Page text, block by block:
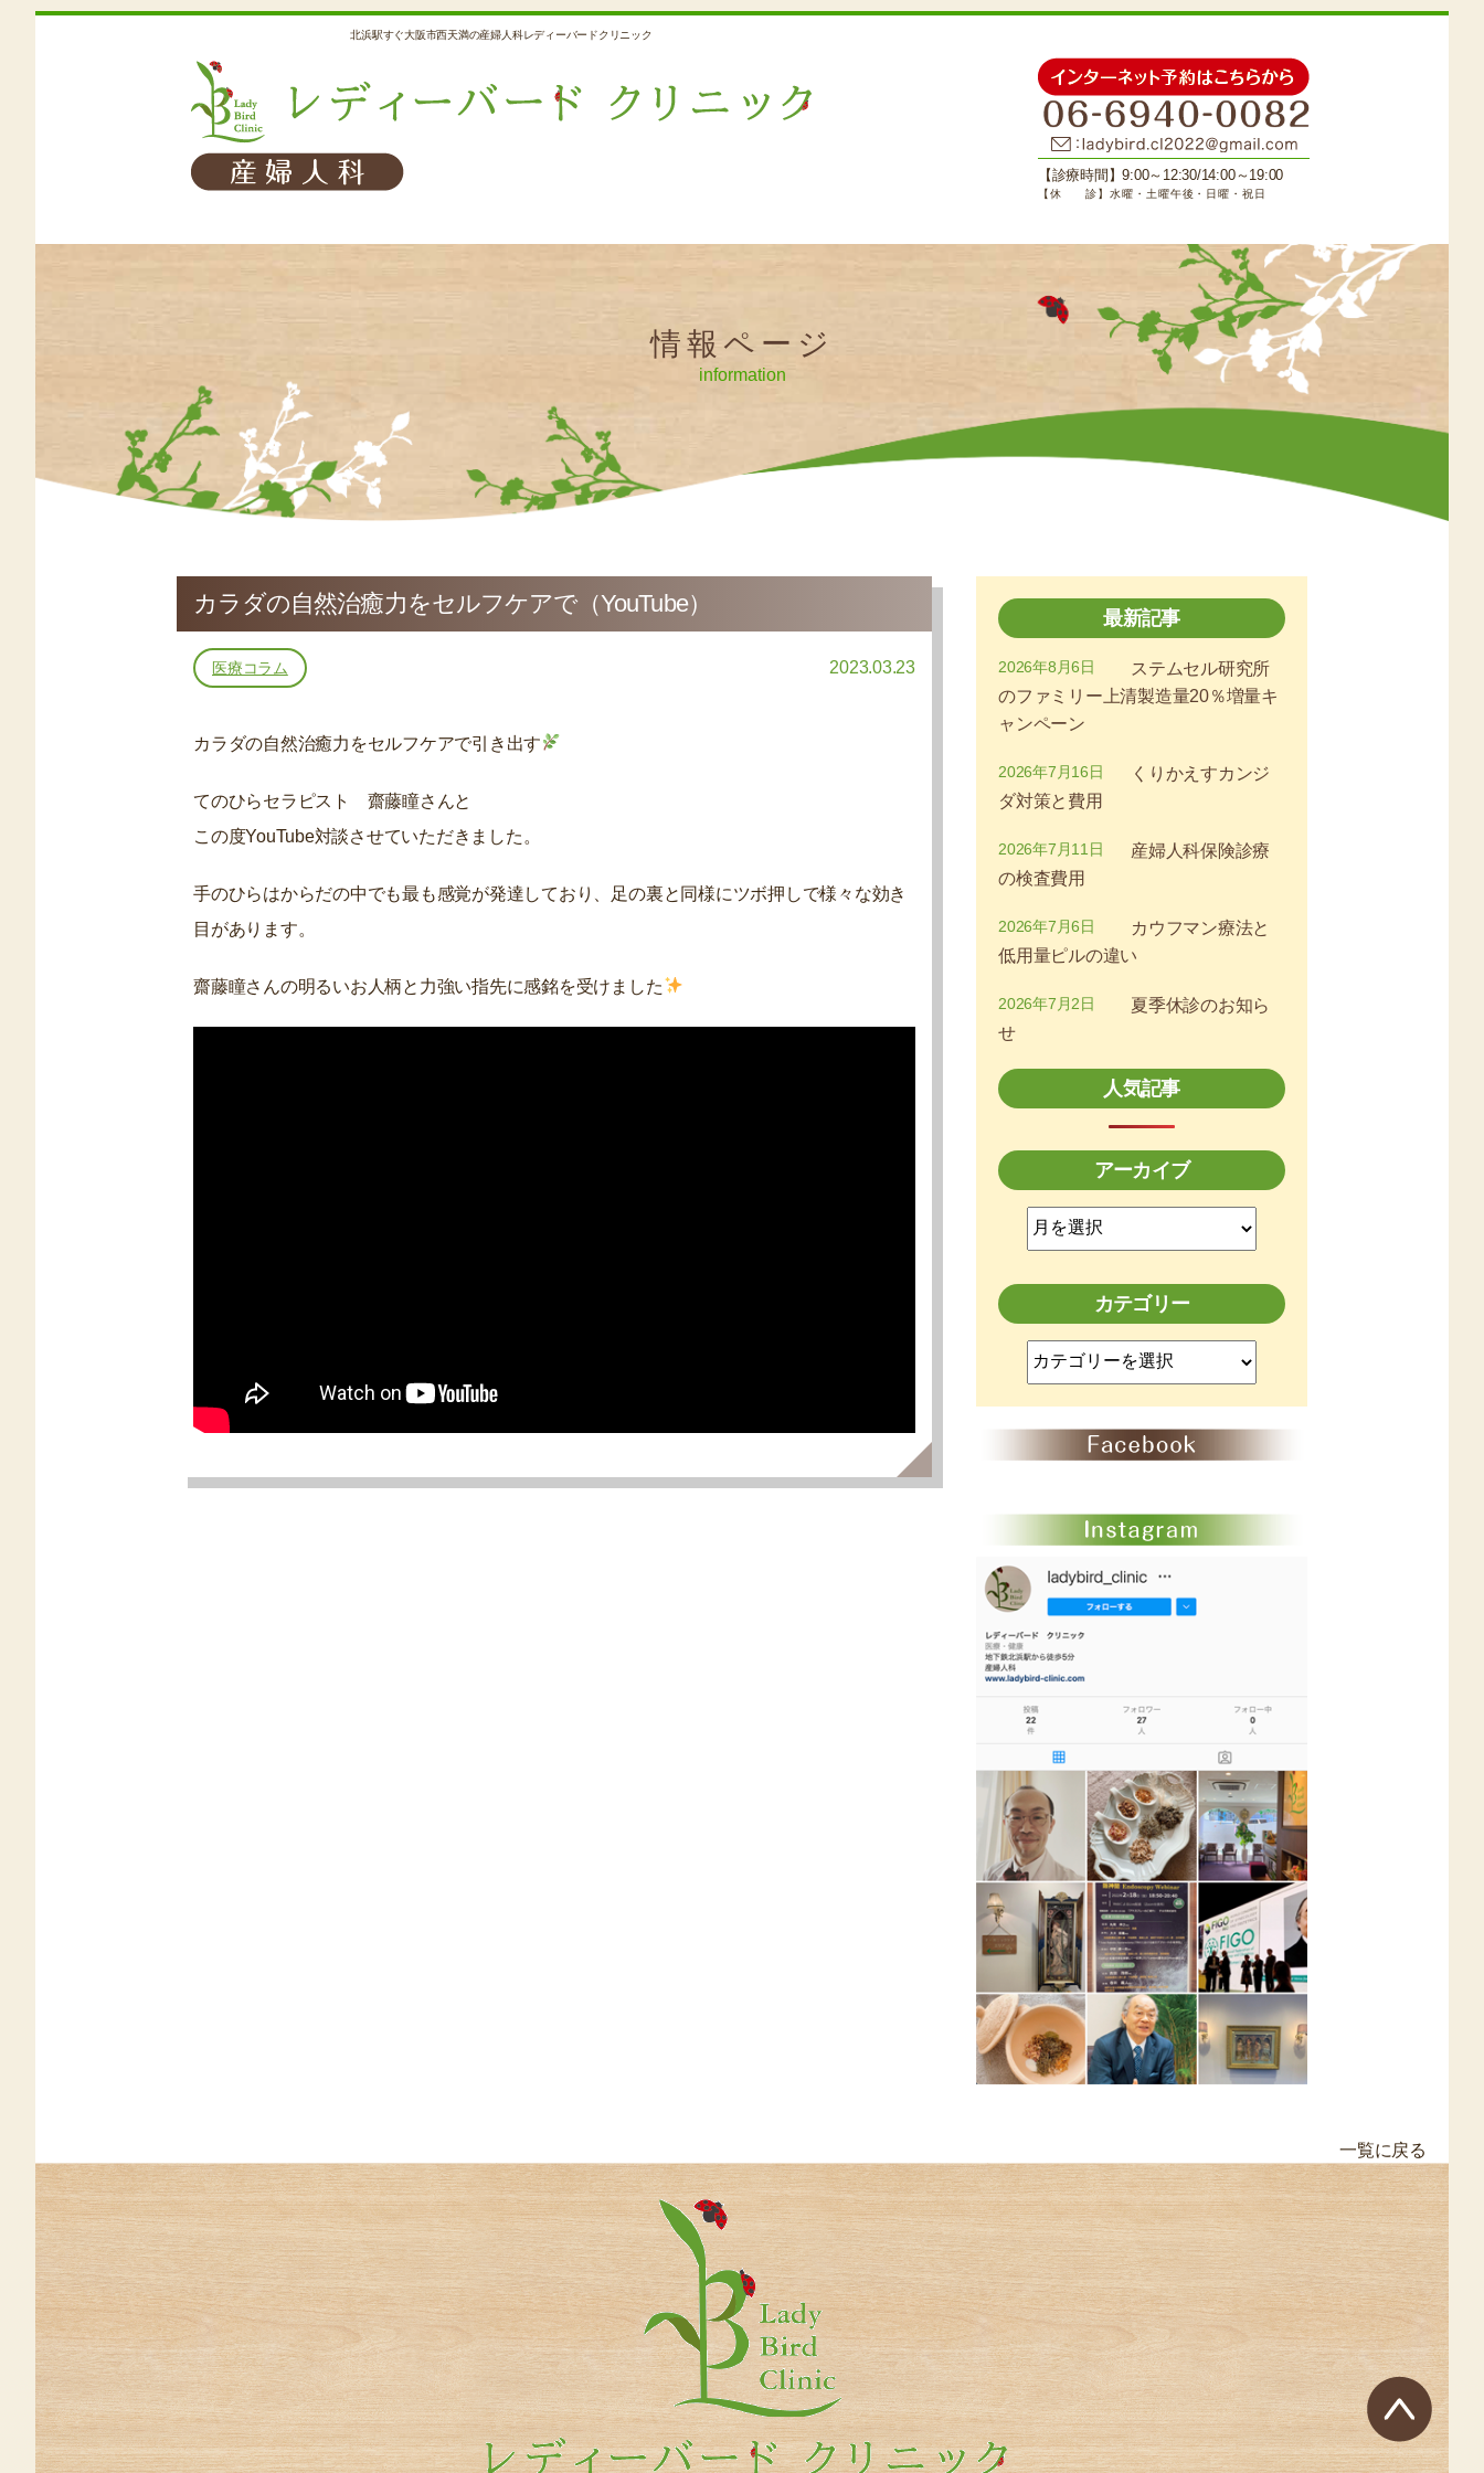
北浜駅すぐ大阪市西天満の産婦人科レディーバードクリニック
【診療時間】9:00～12:30/14:00～19:00
【休 診】水曜・土曜午後・日曜・祝日
情報ページ
information
カラダの自然治癒力をセルフケアで（YouTube）
医療コラム 2023.03.23
カラダの自然治癒力をセルフケアで引き出す
てのひらセラピスト 齋藤瞳さんと
この度YouTube対談させていただきました。
手のひらはからだの中でも最も感覚が発達しており、足の裏と同様にツボ押しで様々な効き
目があります。
齋藤瞳さんの明るいお人柄と力強い指先に感銘を受けました
最新記事
ステムセル研究所
のファミリー上清製造量20％増量キ
ャンペーン
2026年8月6日
くりかえすカンジ
ダ対策と費用
2026年7月16日
産婦人科保険診療
の検査費用
2026年7月11日
カウフマン療法と
低用量ピルの違い
2026年7月6日
夏季休診のお知ら
せ
2026年7月2日
人気記事
アーカイブ
イ
ブ
カテゴリー
ゴ
リ
ー
一覧に戻る